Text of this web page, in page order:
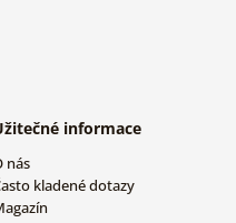
informace
nás
kladené dotazy